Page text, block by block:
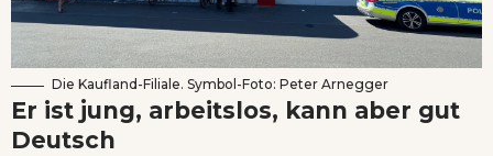
Die Kaufland-Filiale. Symbol-Foto: Peter Arnegger
Er ist jung, arbeitslos, kann aber gut
Deutsch